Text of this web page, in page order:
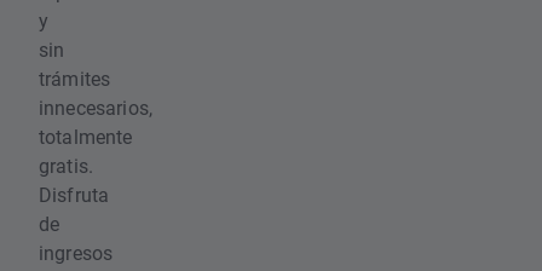
y
sin
trámites
innecesarios,
totalmente
gratis.
Disfruta
de
ingresos